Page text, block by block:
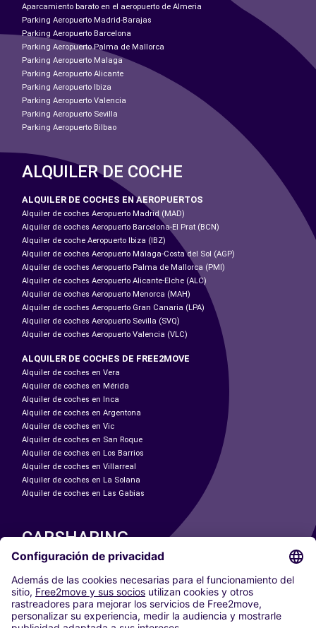
Aparcamiento barato en el aeropuerto de Almeria
Parking Aeropuerto Madrid-Barajas
Parking Aeropuerto Barcelona
Parking Aeropuerto Palma de Mallorca
Parking Aeropuerto Malaga
Parking Aeropuerto Alicante
Parking Aeropuerto Ibiza
Parking Aeropuerto Valencia
Parking Aeropuerto Sevilla
Parking Aeropuerto Bilbao
ALQUILER DE COCHE
ALQUILER DE COCHES EN AEROPUERTOS
Alquiler de coches Aeropuerto Madrid (MAD)
Alquiler de coches Aeropuerto Barcelona-El Prat (BCN)
Alquiler de coche Aeropuerto Ibiza (IBZ)
Alquiler de coches Aeropuerto Málaga-Costa del Sol (AGP)
Alquiler de coches Aeropuerto Palma de Mallorca (PMI)
Alquiler de coches Aeropuerto Alicante-Elche (ALC)
Alquiler de coches Aeropuerto Menorca (MAH)
Alquiler de coches Aeropuerto Gran Canaria (LPA)
Alquiler de coches Aeropuerto Sevilla (SVQ)
Alquiler de coches Aeropuerto Valencia (VLC)
ALQUILER DE COCHES DE FREE2MOVE
Alquiler de coches en Vera
Alquiler de coches en Mérida
Alquiler de coches en Inca
Alquiler de coches en Argentona
Alquiler de coches en Vic
Alquiler de coches en San Roque
Alquiler de coches en Los Barrios
Alquiler de coches en Villarreal
Alquiler de coches en La Solana
Alquiler de coches en Las Gabias
CARSHARING
NUESTRAS CIUDADES
Paris
Madrid
Washington DC
Milán